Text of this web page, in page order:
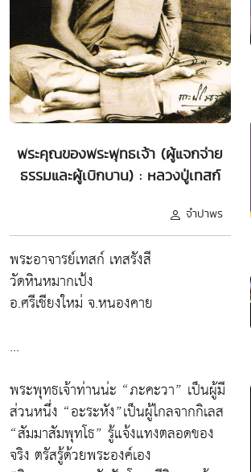
พระคุณของพระพุทธเจ้า (ผู้แจกจ่าย
ธรรมและผู้เบิกบาน) : หลวงปู่เทสก์
จำปาพร
พระอาจารย์เทสก์ เทสรังสี
วัดหินหมากเป้ง
อ.ศรีเชียงใหม่ จ.หนองคาย
...
พระพุทธเจ้าท่านน่ะ “ภะคะวา” เป็นผู้มี
ส่วนหนึ่ง “อะระหัง”เป็นผู้ไกลจากกิเลส
“สัมมาสัมพุทโธ” รู้แจ้งแทงตลอดของ
จริง ตรัสรู้ด้วยพระองค์เอง